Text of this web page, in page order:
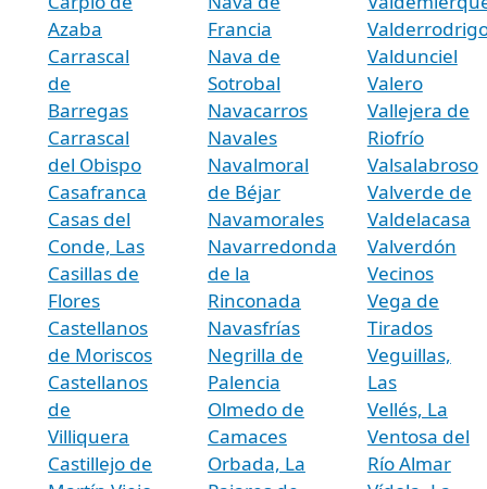
Azaba
Carrascal
de
Barregas
Carrascal
del Obispo
Casafranca
Casas del
Conde, Las
Casillas de
Flores
Castellanos
de Moriscos
Castellanos
de
Villiquera
Castillejo de
Francia
Nava de
Sotrobal
Navacarros
Navales
Navalmoral
de Béjar
Navamorales
Navarredonda
de la
Rinconada
Navasfrías
Negrilla de
Palencia
Olmedo de
Camaces
Orbada, La
Valdunciel
Valero
Vallejera de
Riofrío
Valsalabroso
Valverde de
Valdelacasa
Valverdón
Vecinos
Vega de
Tirados
Veguillas,
Las
Vellés, La
Ventosa del
Río Almar